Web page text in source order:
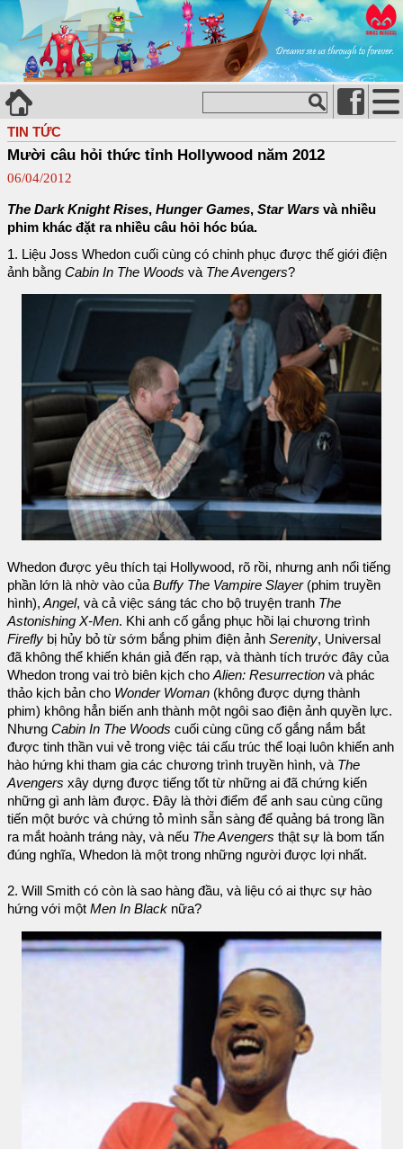
TIN TỨC
Mười câu hỏi thức tỉnh Hollywood năm 2012
06/04/2012
The Dark Knight Rises, Hunger Games, Star Wars và nhiều
phim khác đặt ra nhiều câu hỏi hóc búa.
1. Liệu Joss Whedon cuối cùng có chinh phục được thế giới điện
ảnh bằng Cabin In The Woods và The Avengers?
Whedon được yêu thích tại Hollywood, rõ rồi, nhưng anh nổi tiếng
phần lớn là nhờ vào của Buffy The Vampire Slayer(phim truyền
hình), Angel, và cả việc sáng tác cho bộ truyện tranh The
Astonishing X-Men. Khi anh cố gắng phục hồi lại chương trình
Firefly bị hủy bỏ từ sớm bắng phim điện ảnh Serenity, Universal
đã không thể khiến khán giả đến rạp, và thành tích trước đây của
Whedon trong vai trò biên kịch cho Alien: Resurrection và phác
thảo kịch bản cho Wonder Woman (không được dựng thành
phim) không hẳn biến anh thành một ngôi sao điện ảnh quyền lực.
Nhưng Cabin In The Woods cuối cùng cũng cố gắng nắm bắt
được tinh thần vui vẻ trong việc tái cấu trúc thể loại luôn khiến anh
hào hứng khi tham gia các chương trình truyền hình, và The
Avengers xây dựng được tiếng tốt từ những ai đã chứng kiến
những gì anh làm được. Đây là thời điểm để anh sau cùng cũng
tiến một bước và chứng tỏ mình sẵn sàng để quảng bá trong lần
ra mắt hoành tráng này, và nếu The Avengers thật sự là bom tấn
đúng nghĩa, Whedon là một trong những người được lợi nhất.
2. Will Smith có còn là sao hàng đầu, và liệu có ai thực sự hào
hứng với một Men In Black nữa?